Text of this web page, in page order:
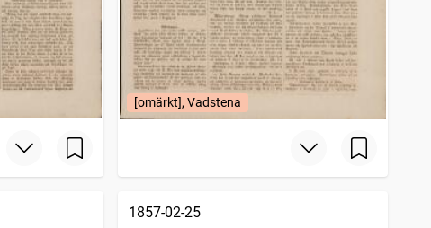
[omärkt], Vadstena
1857-02-25